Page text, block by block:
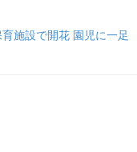
施設で開花 園児に一足